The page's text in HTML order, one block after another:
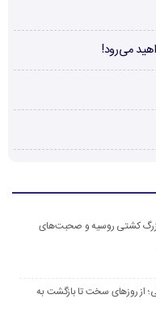
می‌رود!
کشتی روسیه و صحبت‌های
از روزهای سخت تا بازگشت به